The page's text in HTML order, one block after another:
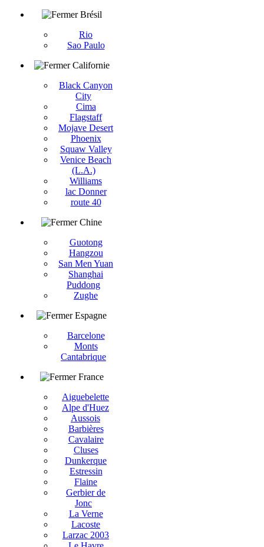
Brésil
Rio
Sao Paulo
Californie
Black Canyon
City
Cima
Flagstaff
Mojave Desert
Phoenix
Squaw Valley
Venice Beach
(L.A.)
Williams
lac Donner
route 40
Chine
Guotong
Hangzou
San Men Yuan
Shanghai
Puddong
Zughe
Espagne
Barcelone
Monts
Cantabrique
France
Aiguebelette
Alpe d'Huez
Aussois
Barbières
Cavalaire
Cluses
Dunkerque
Estressin
Flaine
Gerbier de
Jonc
La Verne
Lacoste
Larzac 2003